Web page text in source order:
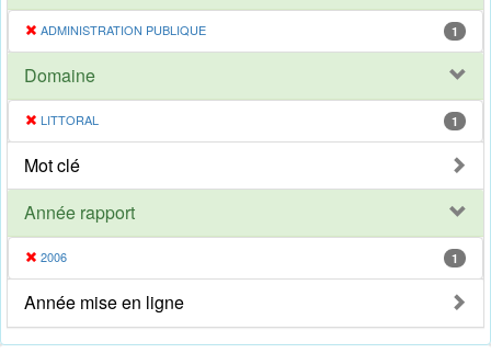
ADMINISTRATION PUBLIQUE 1
Domaine
LITTORAL 1
Mot clé
Année rapport
2006 1
Année mise en ligne